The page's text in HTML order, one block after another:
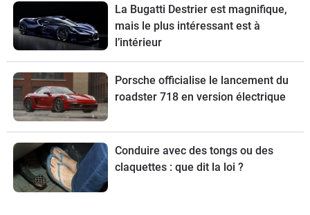
La Bugatti Destrier est magnifique,
mais le plus intéressant est à
l’intérieur
Porsche officialise le lancement du
roadster 718 en version électrique
Conduire avec des tongs ou des
claquettes : que dit la loi ?